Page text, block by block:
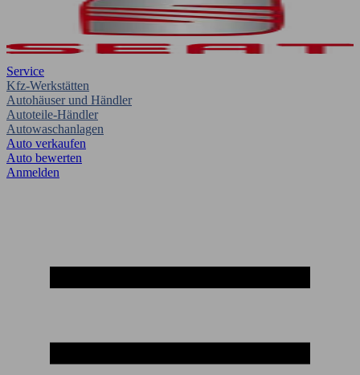
Service
Kfz-Werkstätten
Autohäuser und Händler
Autoteile-Händler
Autowaschanlagen
Auto verkaufen
Auto bewerten
Anmelden